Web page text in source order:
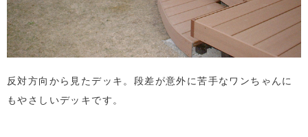
反対方向から見たデッキ。段差が意外に苦手なワンちゃんに
もやさしいデッキです。